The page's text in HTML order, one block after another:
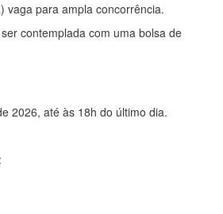
vaga para ampla concorrência.
contemplada com uma bolsa de
2026, até às 18h do último dia.